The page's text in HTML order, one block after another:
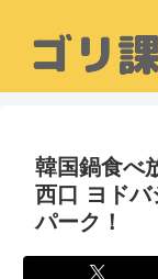
韓国鍋食べ
西口 ヨドバ
パーク！